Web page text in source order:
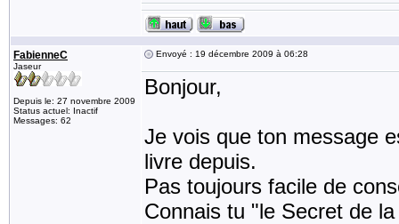
FabienneC
Jaseur
Depuis le: 27 novembre 2009
Status actuel: Inactif
Messages: 62
Envoyé : 19 décembre 2009 à 06:28
Bonjour,
Je vois que ton message
livre depuis.
Pas toujours facile de
Connais tu "le Secret de